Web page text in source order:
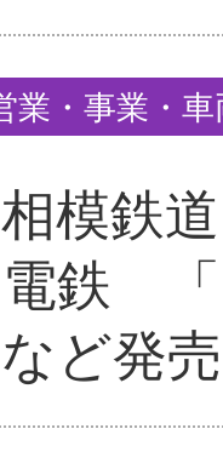
業・事業・
模鉄
鉄
ど発売